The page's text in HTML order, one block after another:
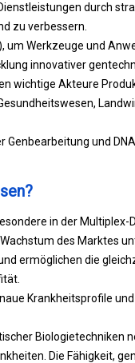
durch
zu verbessern.
um Werkzeuge und
innovativer
wichtige Akteure
Genbearbeitung und
in der Multiplex-
des Marktes
ermöglichen die
Krankheitsprofile
Biologietechniken
Die Fähigkeit,